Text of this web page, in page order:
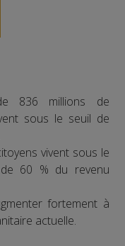
836 millions de
sous le seuil de
vivent sous le
60 % du revenu
fortement à
actuelle.